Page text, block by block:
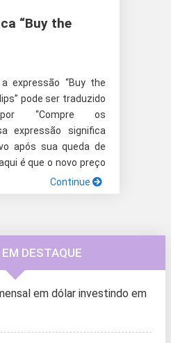
“Buy the
expressão “Buy the
pode ser traduzido
por “Compre os
expressão significa
após sua queda de
é que o novo preço
Continue
DESTAQUE
em dólar investindo em